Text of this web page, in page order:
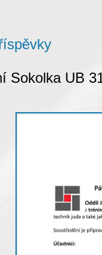
Sokolka UB